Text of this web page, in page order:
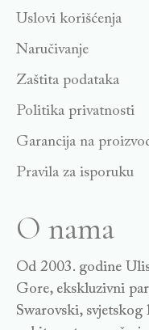
Uslovi korišćenja
Naručivanje
Zaštita podataka
Politika privatnosti
Garancija na
Pravila za isporuku
O nama
Od 2003. godine
Gore, ekskluzivni
Swarovski,